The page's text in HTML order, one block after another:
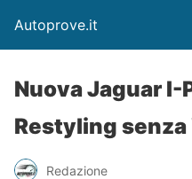
Autoprove.it
Nuova Jaguar I-
Restyling senza
Redazione